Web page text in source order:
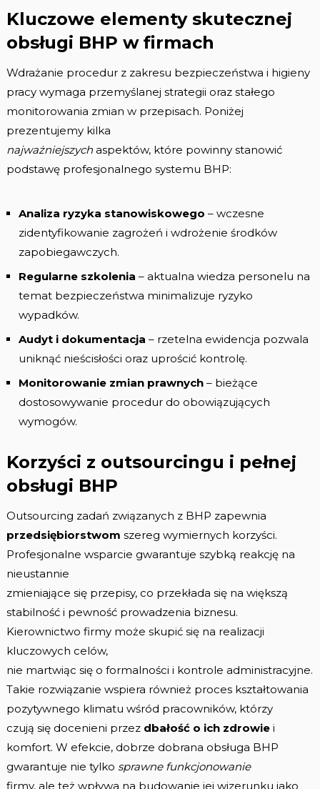
Kluczowe elementy skutecznej
obsługi BHP w firmach
Wdrażanie procedur z zakresu bezpieczeństwa i higieny
pracy wymaga przemyślanej strategii oraz stałego
monitorowania zmian w przepisach. Poniżej
prezentujemy kilka
najważniejszychaspektów, które powinny stanowić
podstawę profesjonalnego systemu BHP:
Analiza ryzyka stanowiskowego – wczesne
zidentyfikowanie zagrożeń i wdrożenie środków
zapobiegawczych.
Regularne szkolenia – aktualna wiedza personelu na
temat bezpieczeństwa minimalizuje ryzyko
wypadków.
Audyt i dokumentacja – rzetelna ewidencja pozwala
uniknąć nieścisłości oraz uprościć kontrolę.
Monitorowanie zmian prawnych– bieżące
dostosowywanie procedur do obowiązujących
wymogów.
Korzyści z outsourcingu i pełnej
obsługi BHP
Outsourcing zadań związanych z BHP zapewnia
przedsiębiorstwom szereg wymiernych korzyści.
Profesjonalne wsparcie gwarantuje szybką reakcję na
nieustannie
zmieniające się przepisy, co przekłada się na większą
stabilność i pewność prowadzenia biznesu.
Kierownictwo firmy może skupić się na realizacji
kluczowych celów,
nie martwiąc się o formalności i kontrole administracyjne.
Takie rozwiązanie wspiera również proces kształtowania
pozytywnego klimatu wśród pracowników, którzy
czują się docenieni przez dbałość o ich zdrowiei
komfort. W efekcie, dobrze dobrana obsługa BHP
gwarantuje nie tylko sprawne funkcjonowanie
firmy, ale też wpływa na budowanie jej wizerunku jako